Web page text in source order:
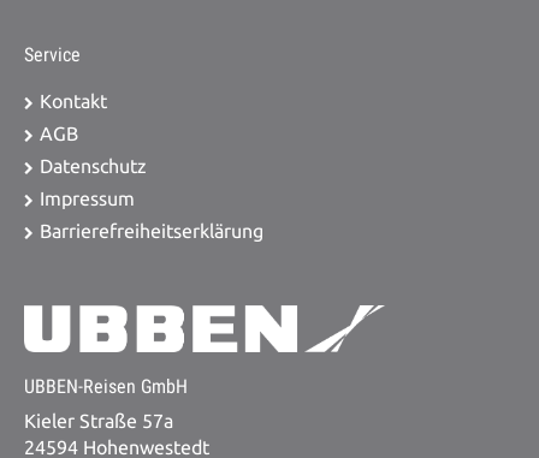
Service
Kontakt
AGB
Datenschutz
Impressum
Barrierefreiheitserklärung
UBBEN-Reisen GmbH
Kieler Straße 57a
24594 Hohenwestedt